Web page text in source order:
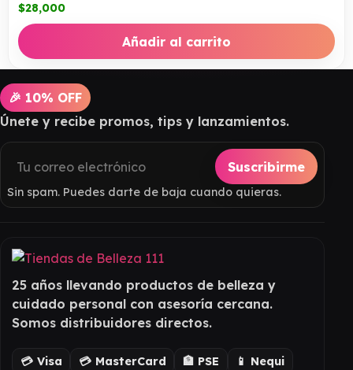
$28,000
Añadir al carrito
🎉 10% OFF
Únete y recibe promos, tips y lanzamientos.
Suscribirme
Sin spam. Puedes darte de baja cuando quieras.
25 años llevando productos de belleza y
cuidado personal con asesoría cercana.
Somos distribuidores directos.
💳 Visa 💳 MasterCard 🏦 PSE
📱 Nequi